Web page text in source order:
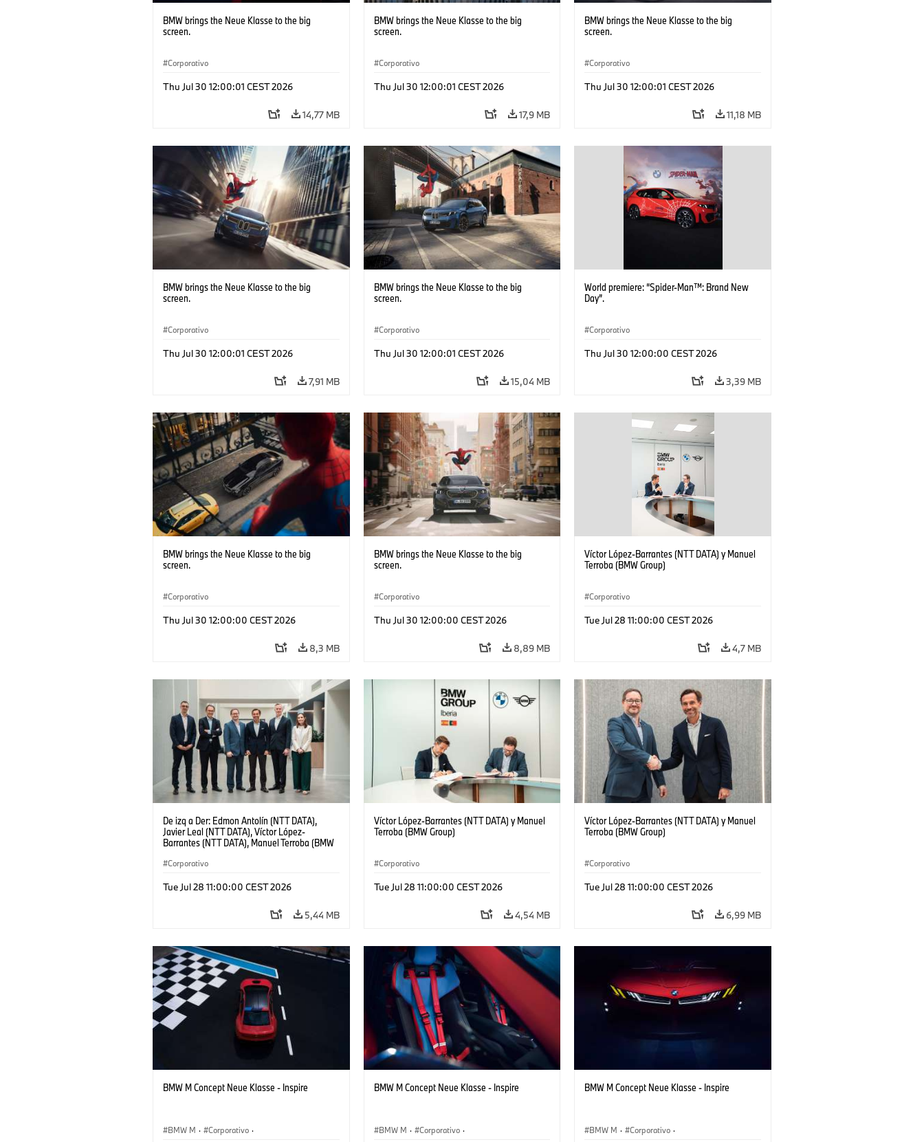
BMW brings the Neue Klasse to the big
screen.
Corporativo
Thu Jul 30 12:00:01 CEST 2026
14,77 MB
BMW brings the Neue Klasse to the big
screen.
Corporativo
Thu Jul 30 12:00:01 CEST 2026
17,9 MB
BMW brings the Neue Klasse to the big
screen.
Corporativo
Thu Jul 30 12:00:01 CEST 2026
11,18 MB
BMW brings the Neue Klasse to the big
screen.
Corporativo
Thu Jul 30 12:00:01 CEST 2026
7,91 MB
BMW brings the Neue Klasse to the big
screen.
Corporativo
Thu Jul 30 12:00:01 CEST 2026
15,04 MB
World premiere: “Spider-Man™: Brand New
Day”.
Corporativo
Thu Jul 30 12:00:00 CEST 2026
3,39 MB
BMW brings the Neue Klasse to the big
screen.
Corporativo
Thu Jul 30 12:00:00 CEST 2026
8,3 MB
BMW brings the Neue Klasse to the big
screen.
Corporativo
Thu Jul 30 12:00:00 CEST 2026
8,89 MB
Víctor López-Barrantes (NTT DATA) y Manuel
Terroba (BMW Group)
Corporativo
Tue Jul 28 11:00:00 CEST 2026
4,7 MB
De izq a Der: Edmon Antolín (NTT DATA),
Javier Leal (NTT DATA), Víctor López-
Barrantes (NTT DATA), Manuel Terroba (BMW
Lázaro (BMW Group)
Corporativo
Tue Jul 28 11:00:00 CEST 2026
5,44 MB
Víctor López-Barrantes (NTT DATA) y Manuel
Terroba (BMW Group)
Corporativo
Tue Jul 28 11:00:00 CEST 2026
4,54 MB
Víctor López-Barrantes (NTT DATA) y Manuel
Terroba (BMW Group)
Corporativo
Tue Jul 28 11:00:00 CEST 2026
6,99 MB
BMW M Concept Neue Klasse - Inspire
BMW M · Corporativo ·
BMW M Concept Neue Klasse - Inspire
BMW M · Corporativo ·
BMW M Concept Neue Klasse - Inspire
BMW M · Corporativo ·